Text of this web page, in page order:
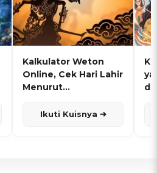
Kalkulator Weton
Online, Cek Hari Lahir
Menurut
Ikuti Kuisnya ➔